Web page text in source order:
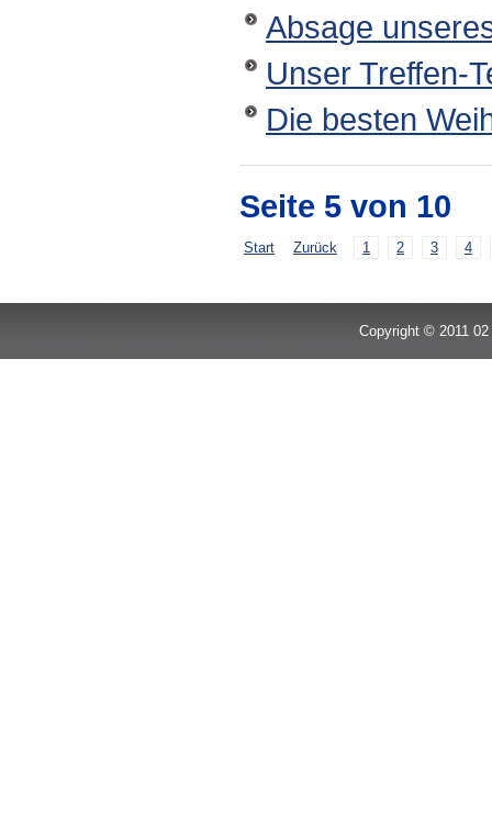
Absage
Unser Treffen-
Die besten
Seite 5 von 10
Start Zurück 1 2 3 4
Copyright © 2011